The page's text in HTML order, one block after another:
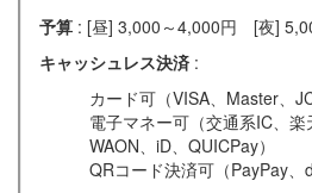
予算 : [昼] 3,000～4,000円 [夜]
キャッシュレス決済 :
カード可（VISA、Master、
電子マネー可（交通系IC、楽
WAON、iD、QUICPay）
QRコード決済可（PayPay、